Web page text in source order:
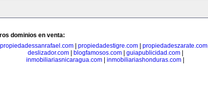
dominios en venta:
propiedadessanrafael.com
propiedadestigre.com propiedadeszarate.com
deslizador.com| blogfamosos.com| guiapublicidad.com|
inmobiliariasnicaragua.com
inmobiliariashonduras.com